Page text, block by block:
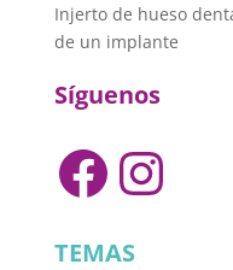
Injerto de hueso
de un implante
Síguenos
TEMAS